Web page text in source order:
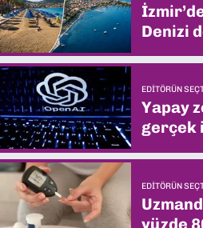
Denizi
EDITÖRÜN
Yapay
gerçek
EDITÖRÜN
yüzde